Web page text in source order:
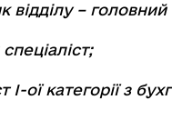
відділу –
І-ої категорії з